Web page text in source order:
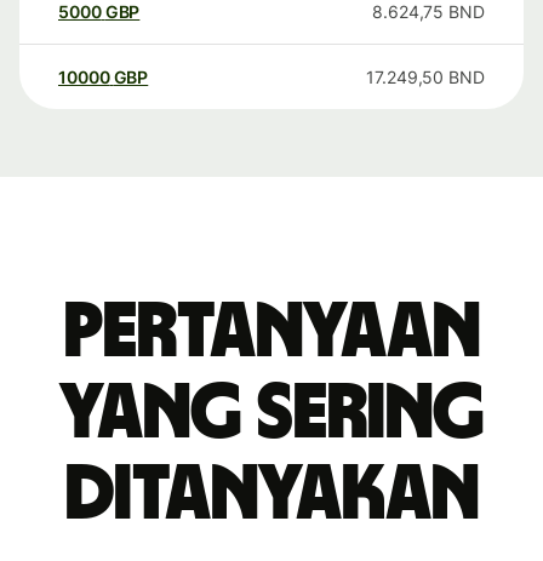
5000GBP 8.624,75 BND
10000 GBP 17.249,50 BND
Pertanyaan
yang sering
ditanyakan